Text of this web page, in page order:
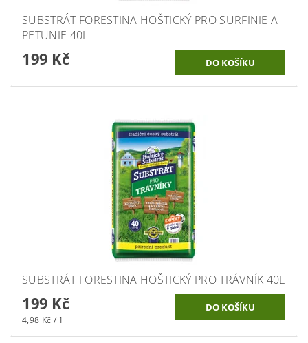
SUBSTRÁT FORESTINA HOŠTICKÝ PRO SURFINIE A
PETUNIE 40L
199 Kč
SUBSTRÁT FORESTINA HOŠTICKÝ PRO TRÁVNÍK 40L
199 Kč
4,98 Kč / 1 l